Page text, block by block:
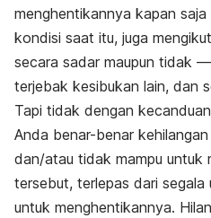
menghentikannya kapan
kondisi saat itu, juga
secara sadar maupun tidak
terjebak kesibukan lain, dan
Tapi tidak dengan
Anda benar-benar
dan/atau tidak mampu untuk
tersebut, terlepas dari segala
untuk menghentikannya.